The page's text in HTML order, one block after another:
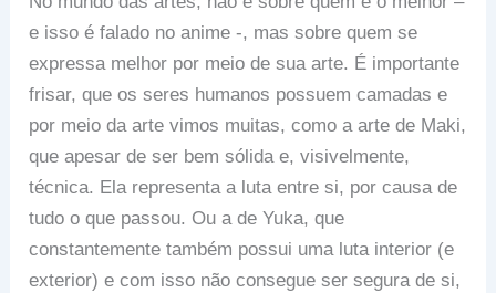
e isso é falado no anime -, mas sobre quem se
expressa melhor por meio de sua arte. É importante
frisar, que os seres humanos possuem camadas e
por meio da arte vimos muitas, como a arte de Maki,
que apesar de ser bem sólida e, visivelmente,
técnica. Ela representa a luta entre si, por causa de
tudo o que passou. Ou a de Yuka, que
constantemente também possui uma luta interior (e
exterior) e com isso não consegue ser segura de si,